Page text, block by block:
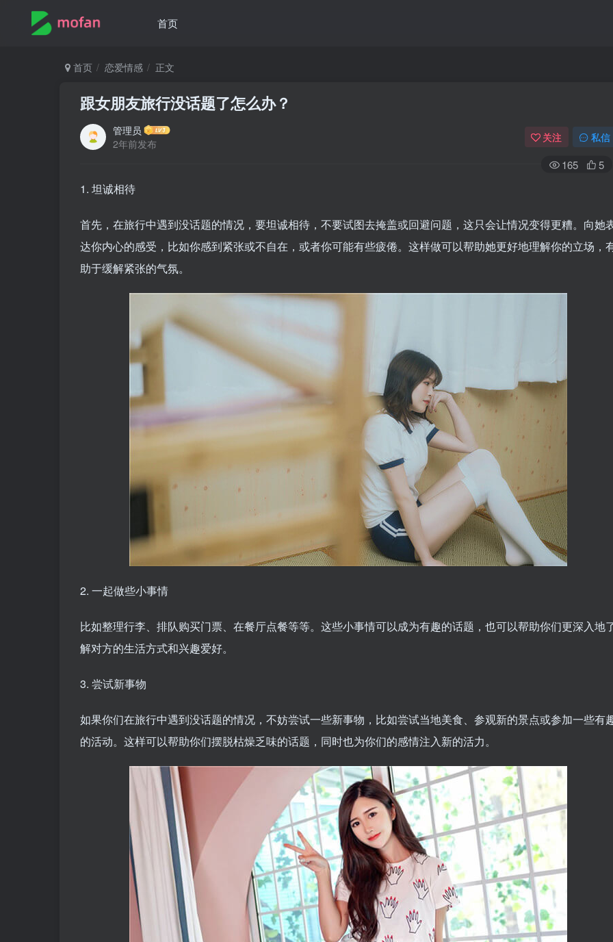
首页
首页 恋爱情感 正文
跟女朋友旅行没话题了怎么办？
管理员
2年前发布
关注 私信
165 5
1. 坦诚相待
首先，在旅行中遇到没话题的情况，要坦诚相待，不要试图去掩盖或回避问题，这只会让情况变得更糟。向她
达你内心的感受，比如你感到紧张或不自在，或者你可能有些疲倦。这样做可以帮助她更好地理解你的立场，
助于缓解紧张的气氛。
2. 一起做些小事情
比如整理行李、排队购买门票、在餐厅点餐等等。这些小事情可以成为有趣的话题，也可以帮助你们更深入地
解对方的生活方式和兴趣爱好。
3. 尝试新事物
如果你们在旅行中遇到没话题的情况，不妨尝试一些新事物，比如尝试当地美食、参观新的景点或参加一些有
的活动。这样可以帮助你们摆脱枯燥乏味的话题，同时也为你们的感情注入新的活力。